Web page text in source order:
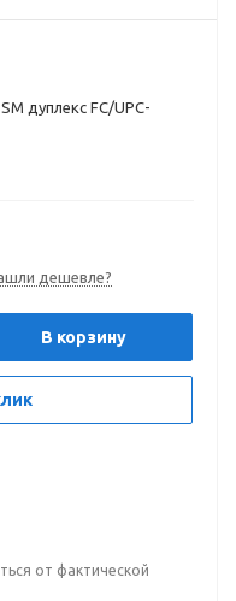
дуплекс FC/UPC-
дешевле?
В корзину
от фактической